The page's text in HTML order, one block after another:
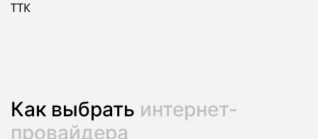
ТТК
Как выбрать интернет-
провайдера